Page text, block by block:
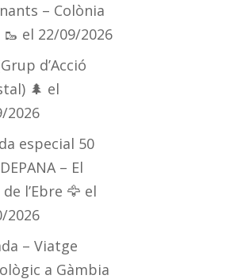
– Colònia
el 22/09/2026
d’Acció
🌲 el
2026
especial 50
– El
l’Ebre 🦅 el
2026
– Viatge
a Gàmbia